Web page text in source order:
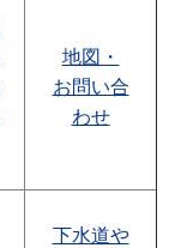
地図・
お問い合
わせ
下水道や